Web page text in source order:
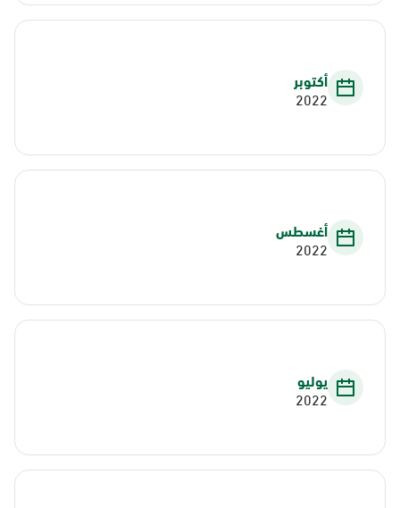
أكتوبر
2022
أغسطس
2022
يوليو
2022